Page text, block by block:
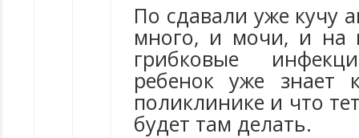
По сдавали уже кучу
много, и мочи, и на
грибковые
ребенок уже знает
поликлинике и что
будет там делать.